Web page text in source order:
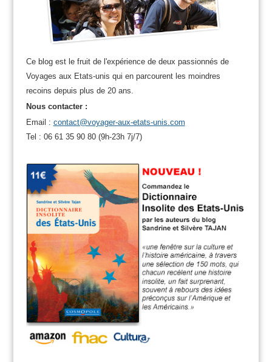
Ce blog est le fruit de l'expérience de deux passionnés de
Voyages aux Etats-unis qui en parcourent les moindres
recoins depuis plus de 20 ans.
Nous contacter :
Email : contact@voyager-aux-etats-unis.com
Tel : 06 61 35 90 80 (9h-23h 7j/7)